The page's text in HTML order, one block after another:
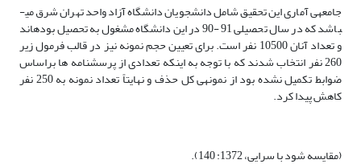
جامعه­ی آماری این تحقیق شامل دانشجویان دانشگاه آزاد واحد تهران شرق می­
باشد که در سال تحصیلی 91 -90 در این دانشگاه مشغول به تحصیل بوده­اند
و تعداد آنان 10500 نفر است. برای تعیین حجم نمونه نیز در قالب فرمول زیر
260 نفر انتخاب شدند که با توجه به اینکه تعدادی از پرسش­نامه ها براساس
ضوابط تکمیل نشده بود از نمونه­ی کل حذف و نهایتاً تعداد نمونه به 250 نفر
کاهش پیدا کرد.
(مقایسه شود با سرایی، 1372: 140).